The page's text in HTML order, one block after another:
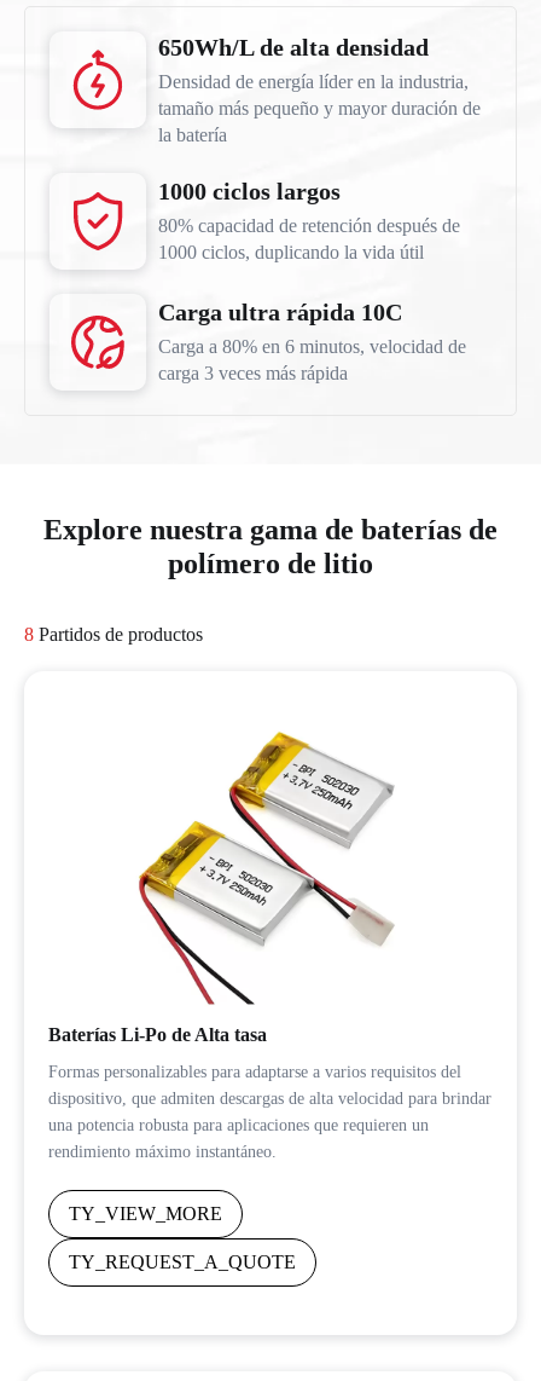
650Wh/L de alta densidad
Densidad de energía líder en la industria,
tamaño más pequeño y mayor duración de
la batería
1000 ciclos largos
80% capacidad de retención después de
1000 ciclos, duplicando la vida útil
Carga ultra rápida 10C
Carga a 80% en 6 minutos, velocidad de
carga 3 veces más rápida
Explore nuestra gama de baterías de
polímero de litio
8 Partidos de productos
Baterías Li-Po de Alta tasa
Formas personalizables para adaptarse a varios requisitos del
dispositivo, que admiten descargas de alta velocidad para brindar
una potencia robusta para aplicaciones que requieren un
rendimiento máximo instantáneo.
TY_VIEW_MORE
TY_REQUEST_A_QUOTE